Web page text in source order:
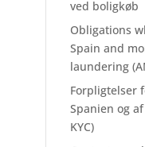
ved boligkøb
Obligations
Spain and
laundering
Forpligtelser
Spanien og
KYC)